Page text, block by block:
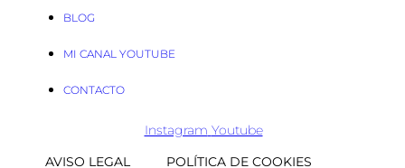
BLOG
MI CANAL YOUTUBE
CONTACTO
Instagram Youtube
AVISO LEGAL
POLÍTICA DE COOKIES